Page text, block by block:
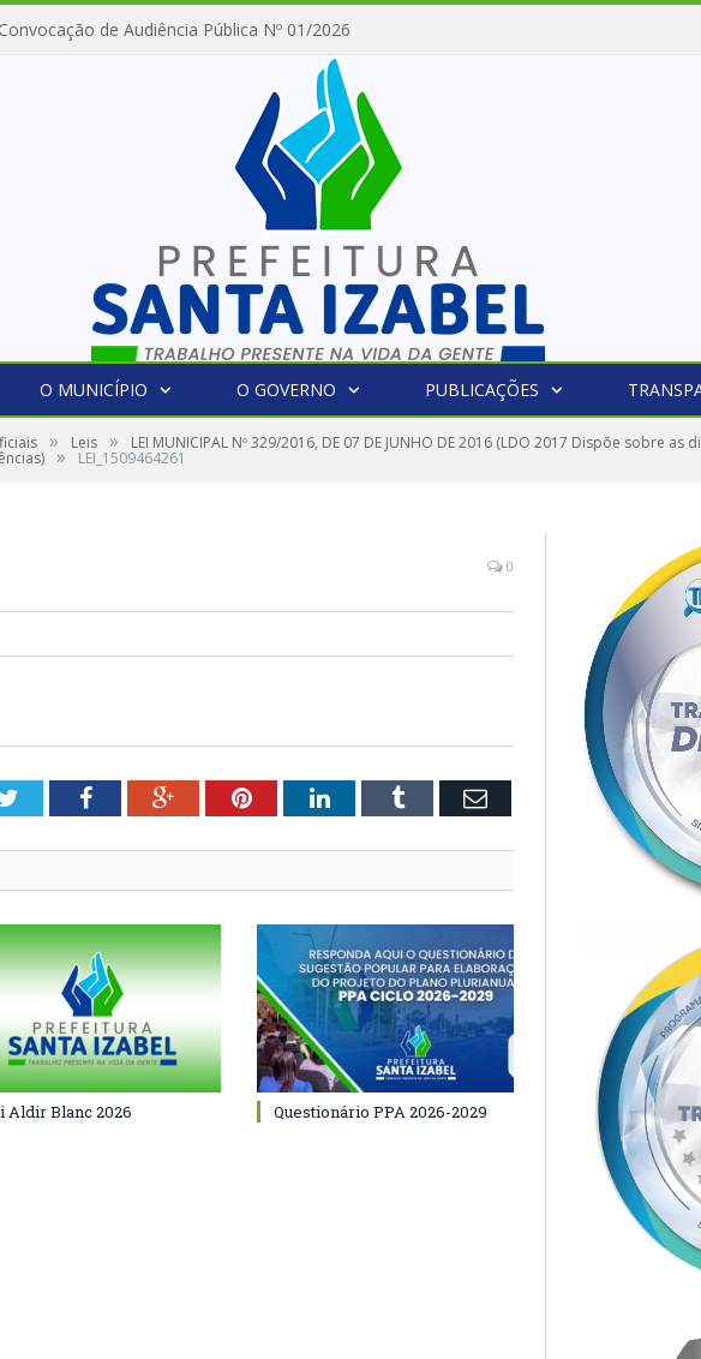
de Audiência Pública Nº 01/2026
O MUNICÍPIO O GOVERNO PUBLICAÇÕES
» Leis » LEI MUNICIPAL Nº 329/2016, DE 07 DE JUNHO DE 2016 (LDO 2017 Dispõe sobre
» LEI_1509464261
0
TwitterFacebookGoogle+PinterestLinkedInTumblr Email
Aldir Blanc 2026 Questionário PPA 2026-2029